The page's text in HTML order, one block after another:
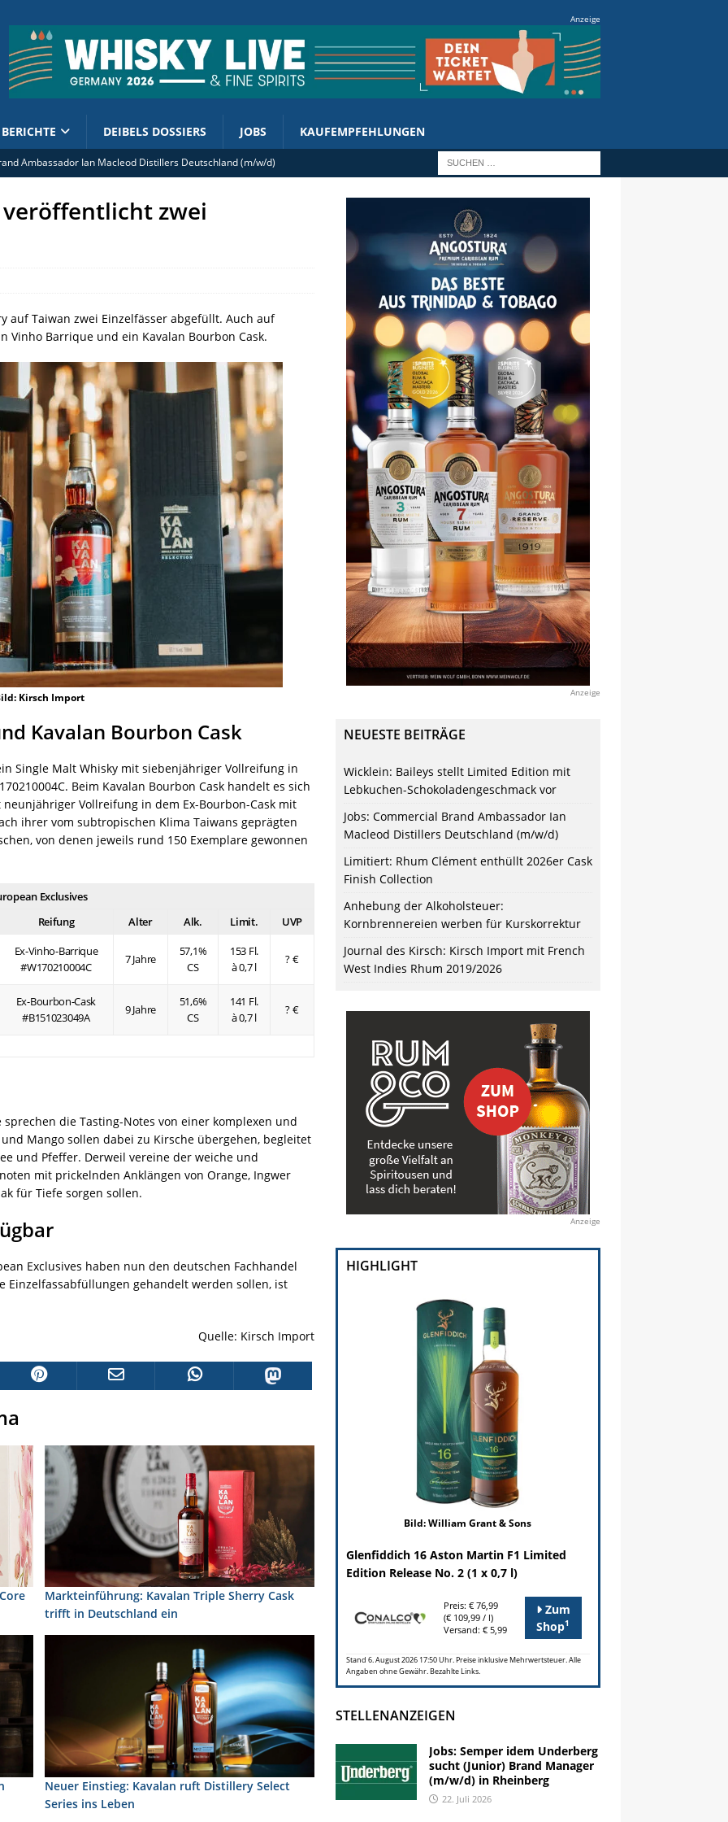
Anzeige
BERICHTE DEIBELS DOSSIERS JOBS KAUFEMPFEHLUNGEN
Ambassador Ian Macleod Distillers Deutschland (m/w/d)
Kornbrennereien werben für Kurskorrektur
veröffentlicht zwei
auf Taiwan zwei Einzelfässer abgefüllt. Auch auf
Vinho Barrique und ein Kavalan Bourbon Cask.
Kirsch Import
Kavalan Bourbon Cask
Single Malt Whisky mit siebenjähriger Vollreifung in
Beim Kavalan Bourbon Cask handelt es sich
Vollreifung in dem Ex-Bourbon-Cask mit
ihrer vom subtropischen Klima Taiwans geprägten
von denen jeweils rund 150 Exemplare gewonnen
Exclusives
Reifung
Alter Alk. Limit.
UVP
Ex-Vinho-Barrique
#W170210004C
7 Jahre
57,1%
CS
153 Fl.
à 0,7 l
? €
Ex-Bourbon-Cask
#B151023049A
9 Jahre
51,6%
CS
141 Fl.
à 0,7 l
? €
die Tasting-Notes von einer komplexen und
Mango sollen dabei zu Kirsche übergehen, begleitet
und Pfeffer. Derweil vereine der weiche und
mit prickelnden Anklängen von Orange, Ingwer
für Tiefe sorgen sollen.
Exclusives haben nun den deutschen Fachhandel
Einzelfassabfüllungen gehandelt werden sollen, ist
Quelle: Kirsch Import
Markteinführung: Kavalan Triple Sherry Cask
trifft in Deutschland ein
Neuer Einstieg: Kavalan ruft Distillery Select
Series ins Leben
Anzeige
NEUESTE BEITRÄGE
Wicklein: Baileys stellt Limited Edition mit
Lebkuchen-Schokoladengeschmack vor
Jobs: Commercial Brand Ambassador Ian
Macleod Distillers Deutschland (m/w/d)
Limitiert: Rhum Clément enthüllt 2026er Cask
Finish Collection
Anhebung der Alkoholsteuer:
Kornbrennereien werben für Kurskorrektur
Journal des Kirsch: Kirsch Import mit French
West Indies Rhum 2019/2026
Anzeige
HIGHLIGHT
Bild: William Grant & Sons
Glenfiddich 16 Aston Martin F1 Limited
Edition Release No. 2 (1 x 0,7 l)
Preis: € 76,99
(€ 109,99 / l)
Versand: € 5,99
Zum
Shop1
Stand 6. August 2026 17:50 Uhr. Preise inklusive Mehrwertsteuer. Alle
Angaben ohne Gewähr. Bezahlte Links.
STELLENANZEIGEN
Jobs: Semper idem Underberg
sucht (Junior) Brand Manager
(m/w/d) in Rheinberg
22. Juli 2026